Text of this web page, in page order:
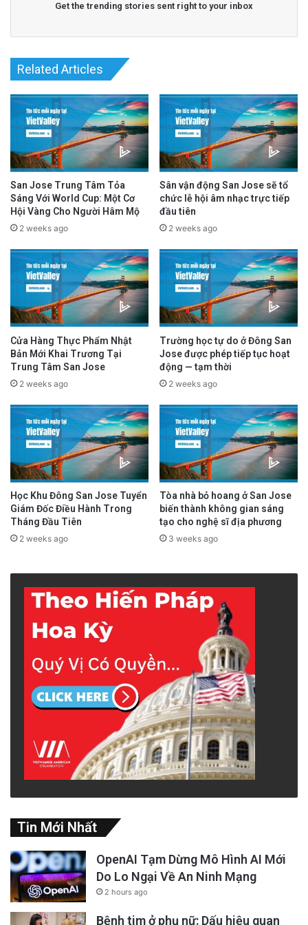
Get the trending stories sent right to your inbox
Related Articles
San Jose Trung Tâm Tỏa
Sáng Với World Cup: Một Cơ
Hội Vàng Cho Người Hâm Mộ
2 weeks ago
Sân vận động San Jose sẽ tổ
chức lễ hội âm nhạc trực tiếp
đầu tiên
2 weeks ago
Cửa Hàng Thực Phẩm Nhật
Bản Mới Khai Trương Tại
Trung Tâm San Jose
2 weeks ago
Trường học tự do ở Đông San
Jose được phép tiếp tục hoạt
động — tạm thời
2 weeks ago
Học Khu Đông San Jose Tuyển
Giám Đốc Điều Hành Trong
Tháng Đầu Tiên
2 weeks ago
Tòa nhà bỏ hoang ở San Jose
biến thành không gian sáng
tạo cho nghệ sĩ địa phương
3 weeks ago
Tin Mới Nhất
OpenAI Tạm Dừng Mô Hình AI Mới
Do Lo Ngại Về An Ninh Mạng
2 hours ago
Bệnh tim ở phụ nữ: Dấu hiệu quan